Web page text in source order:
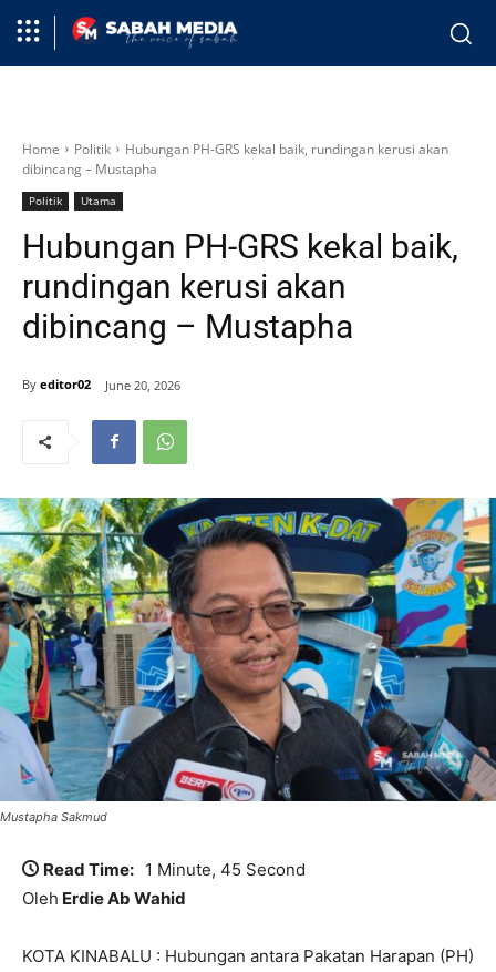
Home Politik
Hubungan PH-GRS kekal baik, rundingan kerusi akan
dibincang – Mustapha
Politik Utama
Hubungan PH-GRS kekal baik,
rundingan kerusi akan
dibincang – Mustapha
By editor02 June 20, 2026
Mustapha Sakmud
Read Time: 1 Minute, 45 Second
Oleh Erdie Ab Wahid
KOTA KINABALU : Hubungan antara Pakatan Harapan (PH)